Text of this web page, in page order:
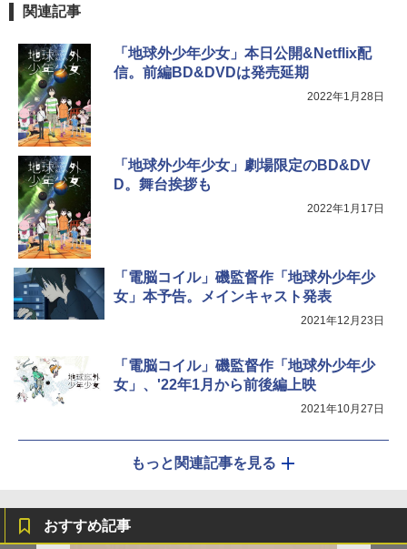
関連記事
「地球外少年少女」本日公開&Netflix配
信。前編BD&DVDは発売延期
2022年1月28日
「地球外少年少女」劇場限定のBD&DV
D。舞台挨拶も
2022年1月17日
「電脳コイル」磯監督作「地球外少年少
女」本予告。メインキャスト発表
2021年12月23日
「電脳コイル」磯監督作「地球外少年少
女」、'22年1月から前後編上映
2021年10月27日
もっと関連記事を見る
おすすめ記事